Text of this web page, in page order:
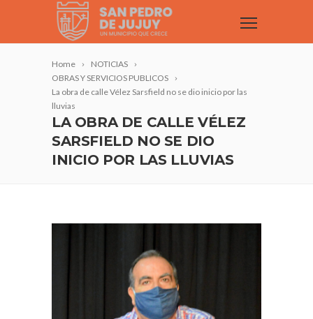
Home
NOTICIAS
OBRAS Y SERVICIOS PUBLICOS
La obra de calle Vélez Sarsfield no se dio inicio por las
lluvias
LA OBRA DE CALLE VÉLEZ
SARSFIELD NO SE DIO
INICIO POR LAS LLUVIAS